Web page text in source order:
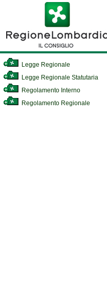
Legge Regionale
Legge Regionale Statutaria
Regolamento Interno
Regolamento Regionale